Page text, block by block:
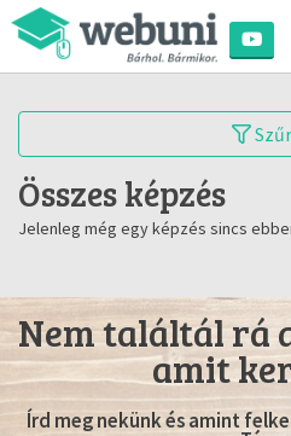
Összes képzés
Jelenleg még egy képzés sincs
Nem találtál rá
amit
Írd meg nekünk és amint